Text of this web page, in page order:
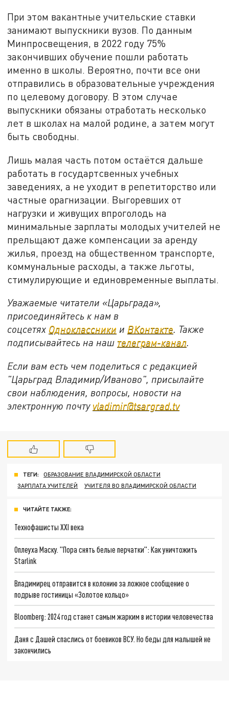
При этом вакантные учительские ставки
занимают выпускники вузов. По данным
Минпросвещения, в 2022 году 75%
закончивших обучение пошли работать
именно в школы. Вероятно, почти все они
отправились в образовательные учреждения
по целевому договору. В этом случае
выпускники обязаны отработать несколько
лет в школах на малой родине, а затем могут
быть свободны.
Лишь малая часть потом остаётся дальше
работать в государтсвенных учебных
заведениях, а не уходит в репетиторство или
частные орагнизации. Выгоревших от
нагрузки и живущих впроголодь на
минимальные зарплаты молодых учителей не
прельщают даже компенсации за аренду
жилья, проезд на общественном транспорте,
коммунальные расходы, а также льготы,
стимулирующие и единовременные выплаты.
Уважаемые читатели «Царьграда»,
присоединяйтесь к нам в
соцсетях Одноклассники и ВКонтакте. Также
подписывайтесь на наш телеграм-канал.
Если вам есть чем поделиться с редакцией
"Царьград Владимир/Иваново", присылайте
свои наблюдения, вопросы, новости на
электронную почту vladimir@tsargrad.tv
ТЕГИ:
ОБРАЗОВАНИЕ ВЛАДИМИРСКОЙ ОБЛАСТИ
ЗАРПЛАТА УЧИТЕЛЕЙ
УЧИТЕЛЯ ВО ВЛАДИМИРСКОЙ ОБЛАСТИ
ЧИТАЙТЕ ТАКЖЕ:
Технофашисты XXI века
Оплеуха Маску. "Пора снять белые перчатки": Как уничтожить
Starlink
Владимирец отправится в колонию за ложное сообщение о
подрыве гостиницы «Золотое кольцо»
Bloomberg: 2024 год станет самым жарким в истории человечества
Даня с Дашей спаслись от боевиков ВСУ. Но беды для малышей не
закончились